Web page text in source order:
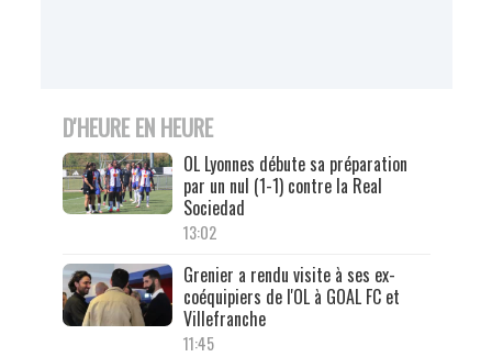
D'HEURE EN HEURE
OL Lyonnes débute sa préparation
par un nul (1-1) contre la Real
Sociedad
13:02
Grenier a rendu visite à ses ex-
coéquipiers de l'OL à GOAL FC et
Villefranche
11:45